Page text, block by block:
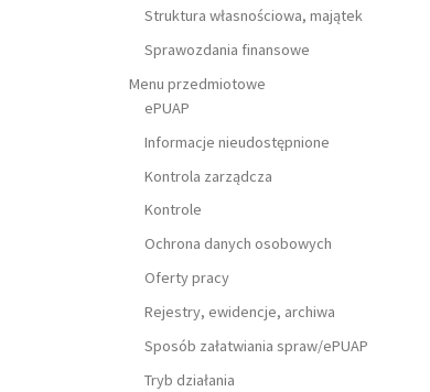
Struktura własnościowa, majątek
Sprawozdania finansowe
Menu przedmiotowe
ePUAP
Informacje nieudostępnione
Kontrola zarządcza
Kontrole
Ochrona danych osobowych
Oferty pracy
Rejestry, ewidencje, archiwa
Sposób załatwiania spraw/ePUAP
Tryb działania